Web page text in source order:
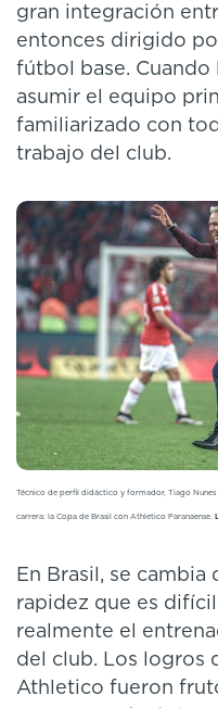
gran integración
entonces dirigido
fútbol base.
asumir el equipo
familiarizado con
trabajo del club.
Técnico de perfil didáctico y formador, Tiago
carrera: la Copa de Brasil con Athletico Paranaense.
En Brasil, se
rapidez que es
realmente el
del club. Los logros
Athletico fueron